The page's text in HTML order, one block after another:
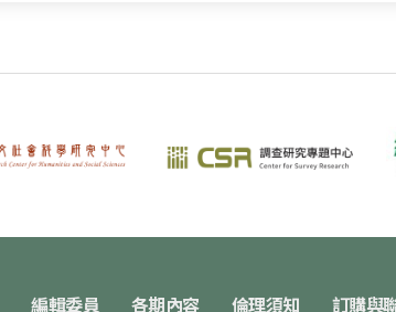
編輯委員 各期內容 倫理須知 訂購與